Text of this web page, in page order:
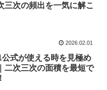
三次の頻出を一気に解こ
2026.02.01
公式が使える時を見極め
二次三次の面積を最短で